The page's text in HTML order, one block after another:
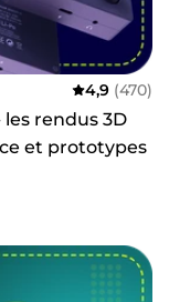
4,9 (470)
rendus 3D
et prototypes